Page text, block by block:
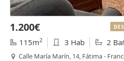
1.200€
115m2 3 Hab 2
Calle María Marín, 14, Fátima -